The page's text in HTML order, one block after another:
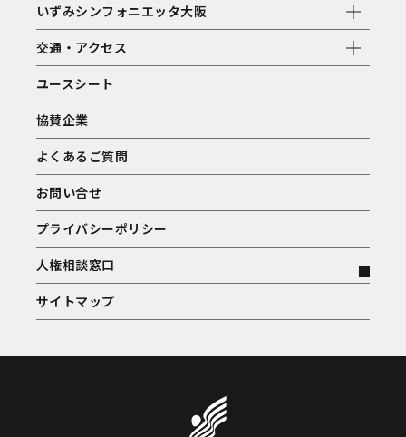
いずみシンフォニエッタ大阪
交通・アクセス
ユースシート
協賛企業
よくあるご質問
お問い合せ
プライバシーポリシー
人権相談窓口
サイトマップ